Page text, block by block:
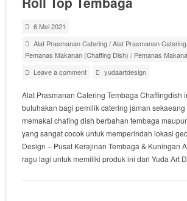
6 Mei 2021
Alat Prasmanan Catering/Alat Prasmanan
Pemanas Makanan (Chaffing Dish) / Pemanas
Leave a comment
yudaartdesign
Alat Prasmanan Catering Tembaga Chaffingdish
butuhakan bagi pemilik catering jaman
memakai chafing dish berbahan tembaga
yang sangat cocok untuk memperindah lokasi
Design – Pusat Kerajinan Tembaga & Kuningan
ragu lagi untuk memiliki produk ini dari Yuda Art